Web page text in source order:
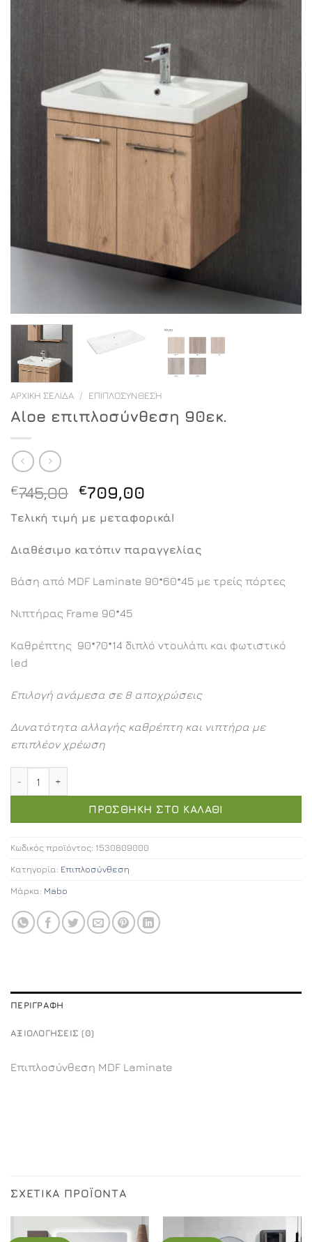
ΑΡΧΙΚΉ ΣΕΛΊΔΑ / ΕΠΙΠΛΟΣΎΝΘΕΣΗ
Aloe επιπλοσύνθεση 90εκ.
€745,00 Original
was:
€745,00.
€709,00
τρέχουσα
τιμή
είναι:
€709,00.
Τελική τιμή με μεταφορικά!
Διαθέσιμο κατόπιν παραγγελίας
Βάση από MDF Laminate 90*60*45 με τρείς πόρτες
Νιπτήρας Frame 90*45
Καθρέπτης 90*70*14 διπλό ντουλάπι και φωτιστικό
led
Επιλογή ανάμεσα σε 8 αποχρώσεις
Δυνατότητα αλλαγής καθρέπτη και νιπτήρα με
επιπλέον χρέωση
ΠΡΟΣΘΉΚΗ ΣΤΟ ΚΑΛΆΘΙ
Κωδικός προϊόντος: 1530809000
Κατηγορία: Επιπλοσύνθεση
Μάρκα: Mabo
ΠΕΡΙΓΡΑΦΉ
ΑΞΙΟΛΟΓΉΣΕΙΣ (0)
Επιπλοσύνθεση MDF Laminate
ΣΧΕΤΙΚΆ ΠΡΟΪΌΝΤΑ